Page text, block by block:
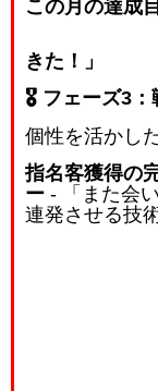
この月の達成
きた！」
🎖️ フェーズ3：
個性を活かし
指名客獲得の
ー - 「また会
連発させる技